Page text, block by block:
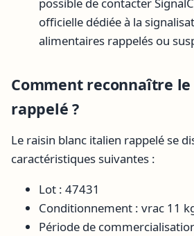
officielle dédiée à la
alimentaires rappelés ou
Comment reconnaître
rappelé ?
Le raisin blanc italien rappelé se
caractéristiques suivantes :
Lot : 47431
Conditionnement : vrac 11
Période de